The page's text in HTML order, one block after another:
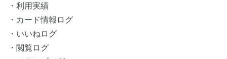
・利用実績
・カード情報ログ
・いいねログ
・閲覧ログ